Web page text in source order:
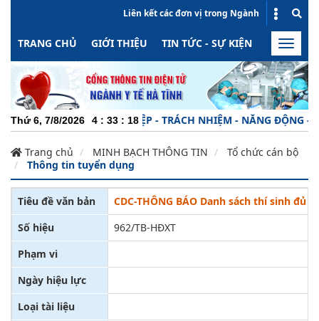
Liên kết các đơn vị trong Ngành
TRANG CHỦ GIỚI THIỆU TIN TỨC - SỰ KIỆN HOẠT
Toggle
Thứ 6, 7/8/2026 4 : 33 : 19
CHUYÊN NGHIỆP - TRÁCH NHIỆM - NĂNG ĐỘNG -
Trang chủ MINH BẠCH THÔNG TIN
Tổ chức cán bộ
Thông tin tuyển dụng
Tiêu đề văn bản
CDC-THÔNG BÁO Danh sách thí sinh
Số hiệu
962/TB-HĐXT
Phạm vi
Ngày hiệu lực
Loại tài liệu